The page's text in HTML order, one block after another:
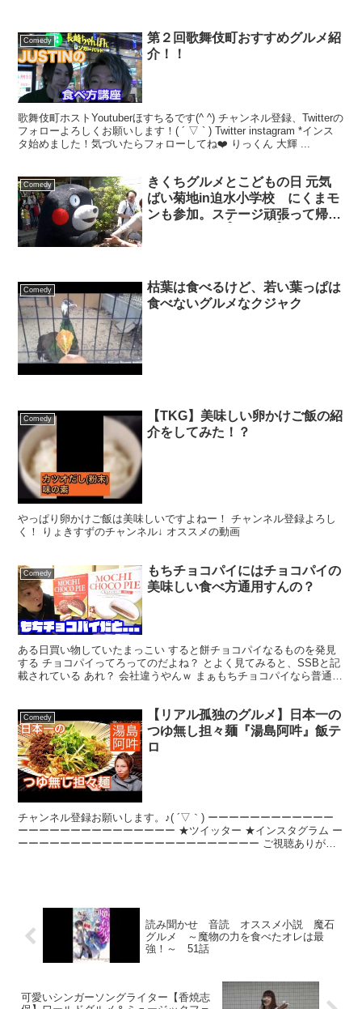
Comedy
第２回歌舞伎町おすすめグルメ紹
介！！
歌舞伎町ホストYoutuberほすちるです(^ ^) チャンネル登録、Twitterの
フォローよろしくお願いします！( ´ ▽ ` ) Twitter instagram *インス
タ始めました！気づいたらフォローしてね❤️ りっくん 大輝 ...
Comedy
きくちグルメとこどもの日 元気
ばい菊地in迫水小学校 にくまモ
ンも参加。ステージ頑張って帰る
Comedy
枯葉は食べるけど、若い葉っぱは
食べないグルメなクジャク
Comedy
【TKG】美味しい卵かけご飯の紹
介をしてみた！？
やっぱり卵かけご飯は美味しいですよねー！ チャンネル登録よろし
く！ りょきすずのチャンネル↓ オススメの動画
Comedy
もちチョコパイにはチョコパイの
美味しい食べ方通用すんの？
ある日買い物していたまっこい すると餅チョコパイなるものを発見
する チョコパイってろってのだよね？ とよく見てみると、SSBと記
載されている あれ？ 会社違うやんｗ まぁもちチョコパイなら普通の
Comedy
【リアル孤独のグルメ】日本一の
つゆ無し担々麺『湯島阿吽』飯テ
ロ
チャンネル登録お願いします。♪( ´▽｀) ーーーーーーーーーーーー
ーーーーーーーーーーーーーーー ★ツイッター ★インスタグラム ー
ーーーーーーーーーーーーーーーーーーーーーーー ご視聴ありがと
読み聞かせ 音読 オススメ小説 魔石
グルメ ～魔物の力を食べたオレは最
強！～ 51話
可愛いシンガーソングライター【香焼志